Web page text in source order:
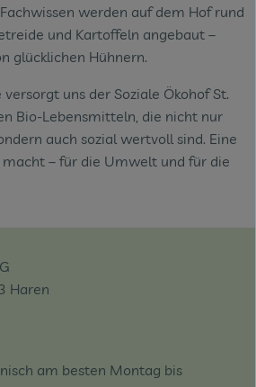
werden auf dem Hof rund
und Kartoffeln angebaut –
glücklichen Hühnern.
uns der Soziale Ökohof St.
Bio-Lebensmitteln, die nicht nur
auch sozial wertvoll sind. Eine
macht – für die Umwelt und für die
Haren
am besten Montag bis